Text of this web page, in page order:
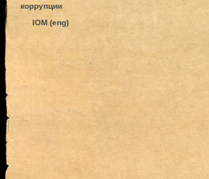
коррупции
IOM (eng)